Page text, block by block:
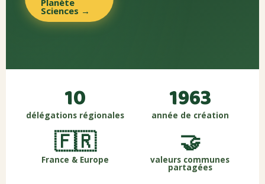
Sciences →
10
délégations régionales 1963
année de création
🇫🇷
France & Europe 🤝
valeurs communes
partagées